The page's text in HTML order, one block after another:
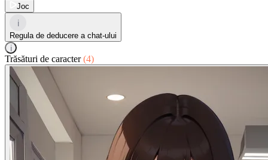
Joc
i
Regula de deducere a chat-ului
i
Trăsături de caracter(4)